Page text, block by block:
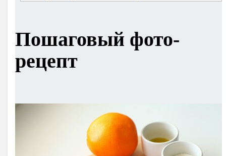
Пошаговый фото-
рецепт